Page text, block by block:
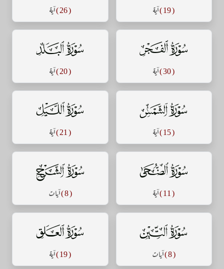
( 19 ) آية ( 26 ) آية
سورة الفجر
( 30 ) آية
سورة البلد
( 20 ) آية
سورة الشمس
( 15 ) آية
سورة الليل
( 21 ) آية
سورة الضحى
( 11 ) آية
سورة الشرح
( 8 ) آيات
سورة التين
( 8 ) آيات
سورة العلق
( 19 ) آية